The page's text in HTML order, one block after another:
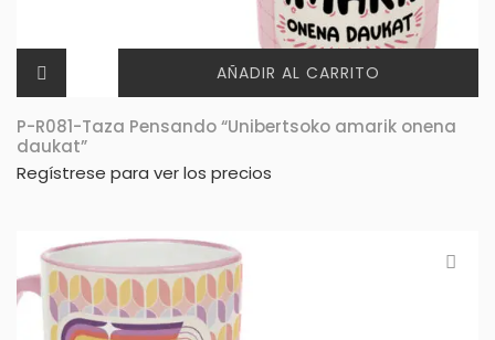
AÑADIR AL CARRITO
P-R081-Taza Pensando “Unibertsoko amarik onena
daukat”
Regístrese para ver los precios